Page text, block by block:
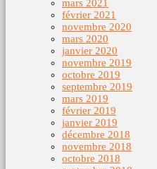
mars 2021
février 2021
novembre 2020
mars 2020
janvier 2020
novembre 2019
octobre 2019
septembre 2019
mars 2019
février 2019
janvier 2019
décembre 2018
novembre 2018
octobre 2018